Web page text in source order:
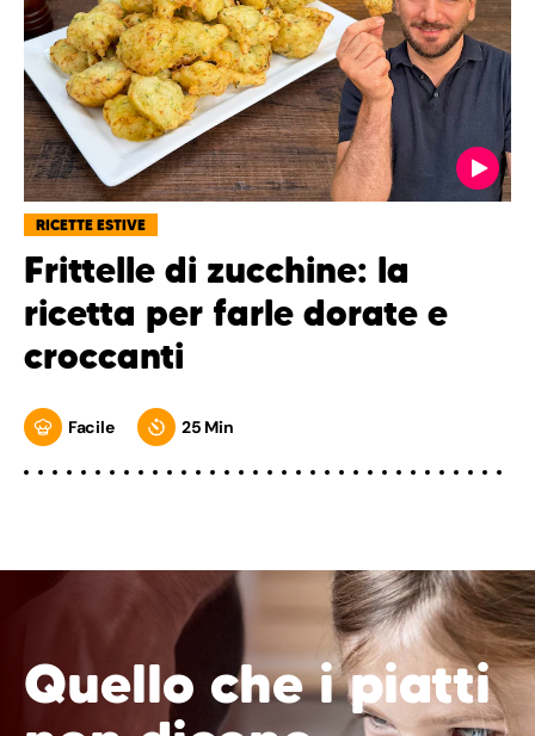
RICETTE ESTIVE
Frittelle di zucchine: la
ricetta per farle dorate e
croccanti
Facile 25 Min
Quello che i piatti